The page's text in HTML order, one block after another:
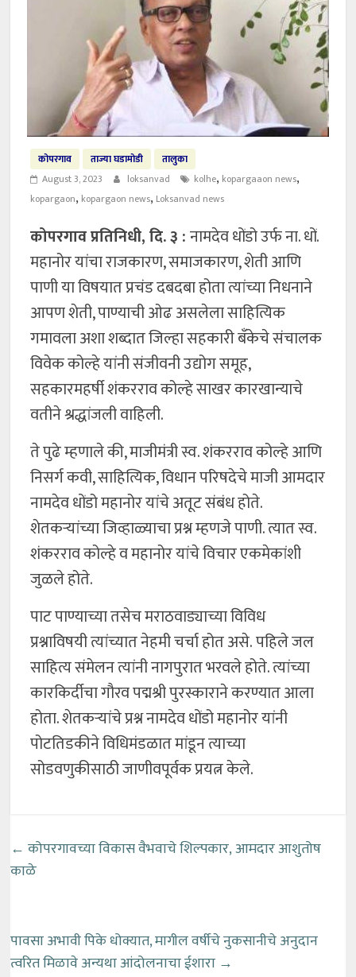
कोपरगाव ताज्या घडामोडी
तालुका
August 3, 2023
loksanvad kolhe, kopargaaon news,
kopargaon, kopargaon news, Loksanvad news
कोपरगाव प्रतिनिधी, दि. ३ :नामदेव धोंडो उर्फ ना. धों.
महानोर यांचा राजकारण, समाजकारण, शेती आणि
पाणी या विषयात प्रचंड दबदबा होता त्यांच्या निधनाने
आपण शेती, पाण्याची ओढ असलेला साहित्यिक
गमावला अशा शब्दात जिल्हा सहकारी बँकेचे संचालक
विवेक कोल्हे यांनी संजीवनी उद्योग समूह,
सहकारमहर्षी शंकरराव कोल्हे साखर कारखान्याचे
वतीने श्रद्धांजली वाहिली.
ते पुढे म्हणाले की, माजीमंत्री स्व. शंकरराव कोल्हे आणि
निसर्ग कवी, साहित्यिक, विधान परिषदेचे माजी आमदार
नामदेव धोंडो महानोर यांचे अतूट संबंध होते.
शेतकऱ्यांच्या जिव्हाळ्याचा प्रश्न म्हणजे पाणी. त्यात स्व.
शंकरराव कोल्हे व महानोर यांचे विचार एकमेकांशी
जुळले होते.
पाट पाण्याच्या तसेच मराठवाड्याच्या विविध
प्रश्नाविषयी त्यांच्यात नेहमी चर्चा होत असे. पहिले जल
साहित्य संमेलन त्यांनी नागपुरात भरवले होते. त्यांच्या
कारकिर्दीचा गौरव पद्मश्री पुरस्काराने करण्यात आला
होता. शेतकऱ्यांचे प्रश्न नामदेव धोंडो महानोर यांनी
पोटतिडकीने विधिमंडळात मांडून त्याच्या
सोडवणुकीसाठी जाणीवपूर्वक प्रयत्न केले.
← कोपरगावच्या विकास वैभवाचे शिल्पकार, आमदार आशुतोष
काळे
पावसा अभावी पिके धोक्यात, मागील वर्षीचे नुकसानीचे अनुदान
त्वरित मिळावे अन्यथा आंदोलनाचा ईशारा →